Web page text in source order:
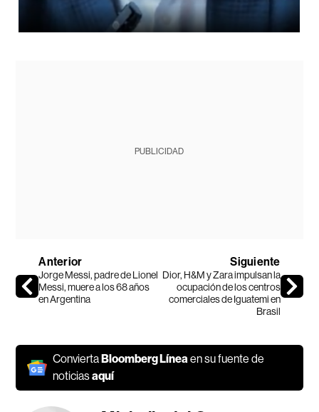
PUBLICIDAD
Anterior
Jorge Messi, padre de Lionel
Messi, muere a los 68 años
en Argentina
Siguiente
Dior, H&M y Zara impulsan la
ocupación de los centros
comerciales de Iguatemi en
Brasil
ConviertaBloomberg Líneaen su fuente de
noticiasaquí